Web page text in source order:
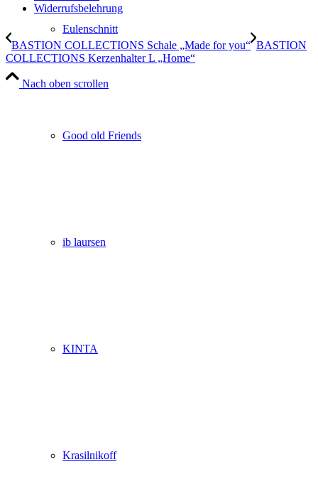
Eulenschnitt
Good old Friends
ib laursen
KINTA
Krasilnikoff
Widerrufsbelehrung
BASTION COLLECTIONS Schale „Made for you“ BASTION
COLLECTIONS Kerzenhalter L „Home“
Nach oben scrollen